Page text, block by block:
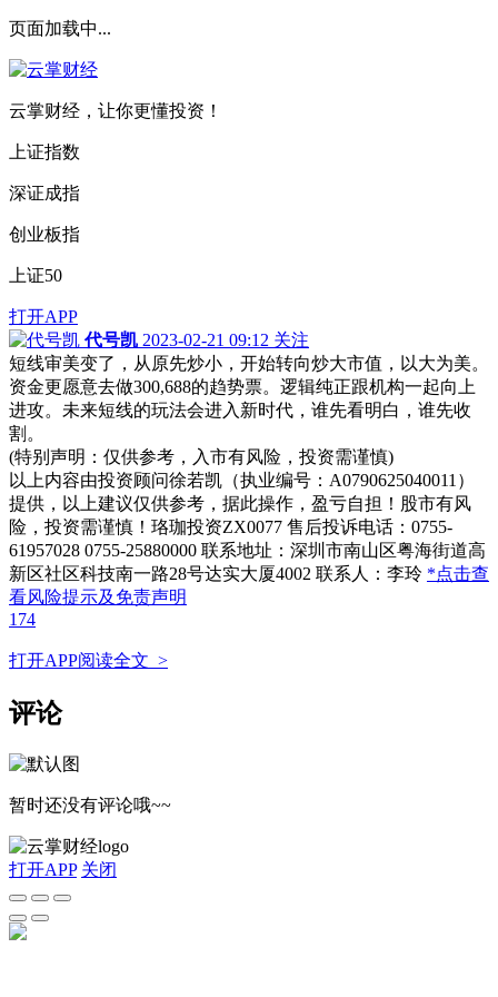
页面加载中...
云掌财经，让你更懂投资！
上证指数
深证成指
创业板指
上证50
打开APP
代号凯 2023-02-21 09:12 关注
短线审美变了，从原先炒小，开始转向炒大市值，以大为美。
资金更愿意去做300,688的趋势票。逻辑纯正跟机构一起向上
进攻。未来短线的玩法会进入新时代，谁先看明白，谁先收
割。
(特别声明：仅供参考，入市有风险，投资需谨慎)
以上内容由投资顾问徐若凯（执业编号：A0790625040011）
提供，以上建议仅供参考，据此操作，盈亏自担！股市有风
险，投资需谨慎！珞珈投资ZX0077 售后投诉电话：0755-
61957028 0755-25880000 联系地址：深圳市南山区粤海街道高
新区社区科技南一路28号达实大厦4002 联系人：李玲 *点击查
看风险提示及免责声明
174
打开APP阅读全文 >
评论
暂时还没有评论哦~~
打开APP 关闭